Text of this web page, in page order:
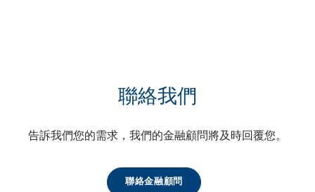
聯絡我們
告訴我們您的需求，我們的金融顧問將及時回覆您。
聯絡金融顧問